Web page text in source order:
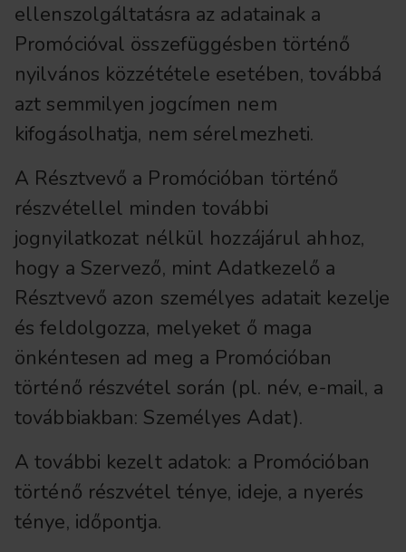
ellenszolgáltatásra az adatainak a
Promócióval összefüggésben történő
nyilvános közzététele esetében, továbbá
azt semmilyen jogcímen nem
kifogásolhatja, nem sérelmezheti.
A Résztvevő a Promócióban történő
részvétellel minden további
jognyilatkozat nélkül hozzájárul ahhoz,
hogy a Szervező, mint Adatkezelő a
Résztvevő azon személyes adatait kezelje
és feldolgozza, melyeket ő maga
önkéntesen ad meg a Promócióban
történő részvétel során (pl. név, e-mail, a
továbbiakban: Személyes Adat).
A további kezelt adatok: a Promócióban
történő részvétel ténye, ideje, a nyerés
ténye, időpontja.